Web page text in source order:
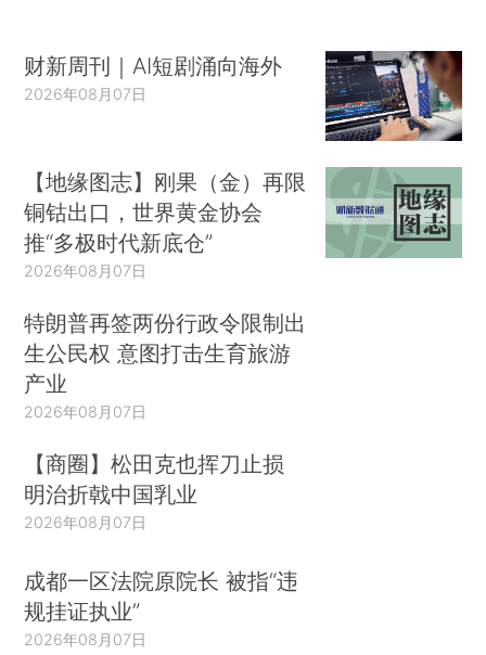
财新周刊｜AI短剧涌向海外
2026年08月07日
【地缘图志】刚果（金）再限
铜钴出口，世界黄金协会
推“多极时代新底仓”
2026年08月07日
特朗普再签两份行政令限制出
生公民权 意图打击生育旅游
产业
2026年08月07日
【商圈】松田克也挥刀止损
明治折戟中国乳业
2026年08月07日
成都一区法院原院长 被指“违
规挂证执业”
2026年08月07日